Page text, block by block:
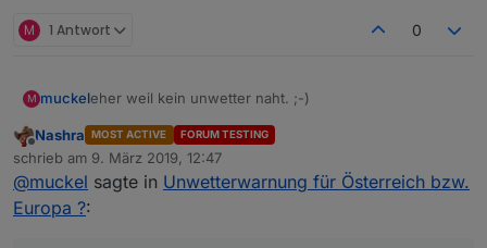
M 1 Antwort 0
M muckeleher weil kein unwetter naht. ;-)
Offline
Nashra MOST ACTIVE FORUM TESTING
schrieb am 9. März 2019, 12:47
zuletzt editiert von
@muckel sagte in Unwetterwarnung für Österreich bzw.
Europa ?: